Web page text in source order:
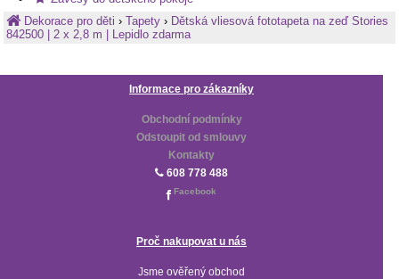
Dekorace pro děti›Tapety › Dětská vliesová fototapeta na zeď Stories
842500 | 2 x 2,8 m | Lepidlo zdarma
Informace pro zákazníky
Obchodní podmínky
Odstoupit od smlouvy
Kontakty
608 778 488
Facebook
Proč nakupovat u nás
Jsme ověřený obchod